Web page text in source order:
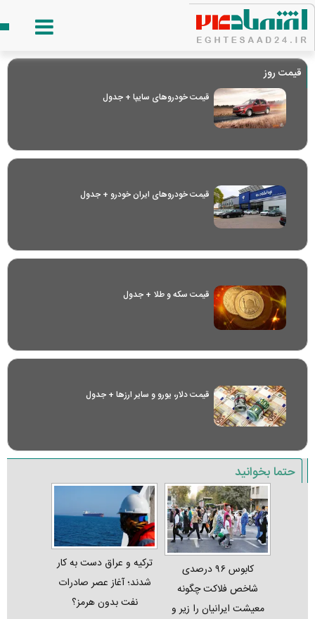
قیمت روز
قیمت خودرو‌های سایپا + جدول
قیمت خودرو‌های ایران خودرو + جدول
قیمت سکه و طلا + جدول
قیمت دلار، یورو و سایر ارز‌ها + جدول
حتما بخوانید
کابوس ۹۶ درصدی
شاخص فلاکت چگونه
معیشت ایرانیان را زیر و
ترکیه و عراق دست به کار
شدند؛ آغاز عصر صادرات
نفت بدون هرمز؟